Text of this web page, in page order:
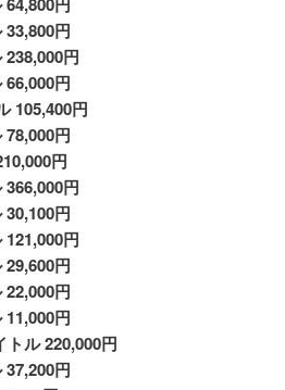
円
円
円
円
105,400円
円
円
円
円
円
円
円
円
ル 220,000円
円